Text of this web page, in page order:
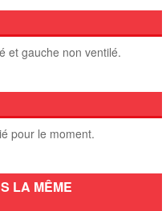
et gauche non ventilé.
pour le moment.
LA MÊME